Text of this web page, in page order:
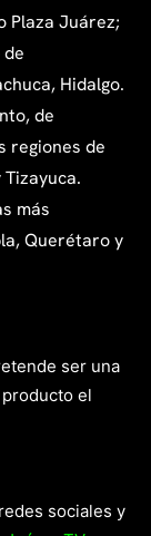
Plaza Juárez;
Hidalgo.
de
regiones de
más
Querétaro y
ser una
el
sociales y